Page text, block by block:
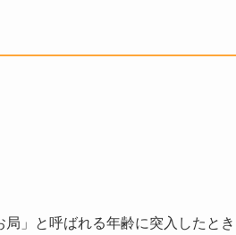
」と呼ばれる年齢に突入したとき